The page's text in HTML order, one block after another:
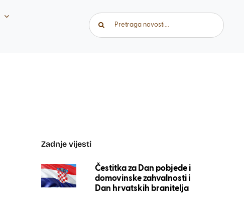
Traži...
Zadnje vijesti
Čestitka za Dan pobjede i
domovinske zahvalnosti i
Dan hrvatskih branitelja